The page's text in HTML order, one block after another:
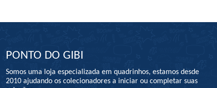
PONTO DO GIBI
Somos uma loja especializada em quadrinhos, estamos desde
2010 ajudando os colecionadores a iniciar ou completar suas